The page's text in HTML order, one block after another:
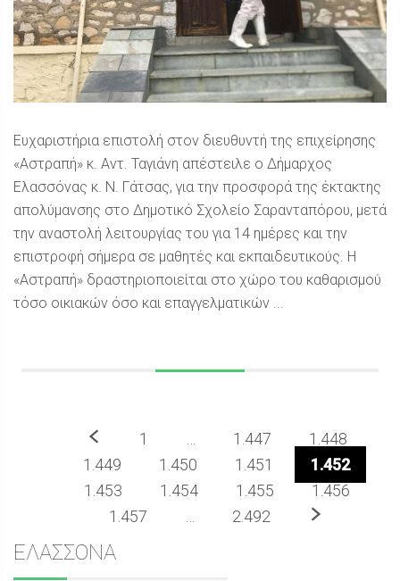
Ευχαριστήρια επιστολή στον διευθυντή της επιχείρησης
«Αστραπή» κ. Αντ. Ταγιάνη απέστειλε ο Δήμαρχος
Ελασσόνας κ. Ν. Γάτσας, για την προσφορά της έκτακτης
απολύμανσης στο Δημοτικό Σχολείο Σαρανταπόρου, μετά
την αναστολή λειτουργίας του για 14 ημέρες και την
επιστροφή σήμερα σε μαθητές και εκπαιδευτικούς. Η
«Αστραπή» δραστηριοποιείται στο χώρο του καθαρισμού
τόσο οικιακών όσο και επαγγελματικών ...
Προηγούμενο
1 1.447
1.448
1.449
1.450 1.451
1.452
1.453
1.454 1.455
1.456
1.457
2.492 Επόμενο
Sidebar
ΕΛΑΣΣΟΝΑ